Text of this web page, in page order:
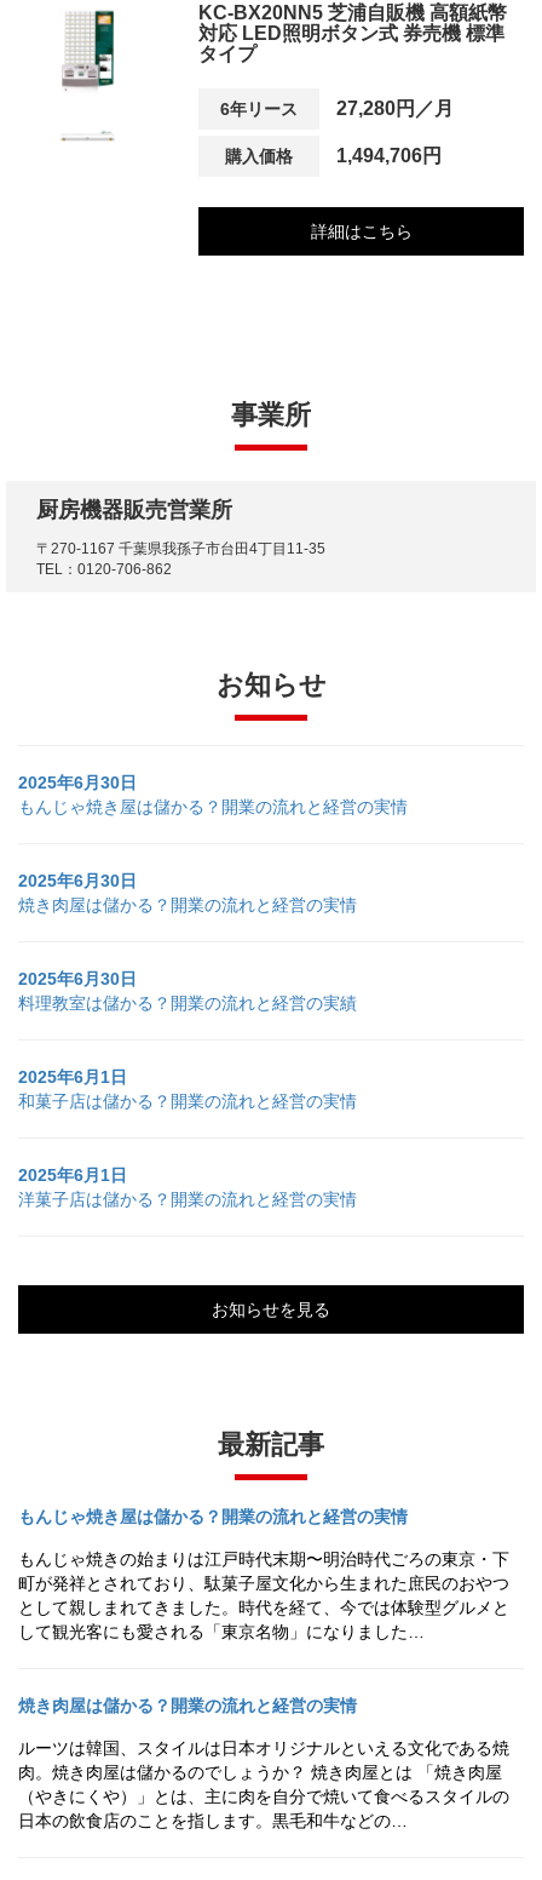
KC-BX20NN5 芝浦自販機 高額紙幣
対応 LED照明ボタン式 券売機 標準
タイプ
6年リース 27,280円／月
購入価格 1,494,706円
詳細はこちら
事業所
厨房機器販売営業所
〒270-1167 千葉県我孫子市台田4丁目11-35
TEL：0120-706-862
お知らせ
2025年6月30日
もんじゃ焼き屋は儲かる？開業の流れと経営の実情
2025年6月30日
焼き肉屋は儲かる？開業の流れと経営の実情
2025年6月30日
料理教室は儲かる？開業の流れと経営の実績
2025年6月1日
和菓子店は儲かる？開業の流れと経営の実情
2025年6月1日
洋菓子店は儲かる？開業の流れと経営の実情
お知らせを見る
最新記事
もんじゃ焼き屋は儲かる？開業の流れと経営の実情
もんじゃ焼きの始まりは江戸時代末期〜明治時代ごろの東京・下
町が発祥とされており、駄菓子屋文化から生まれた庶民のおやつ
として親しまれてきました。時代を経て、今では体験型グルメと
して観光客にも愛される「東京名物」になりました…
焼き肉屋は儲かる？開業の流れと経営の実情
ルーツは韓国、スタイルは日本オリジナルといえる文化である焼
肉。焼き肉屋は儲かるのでしょうか？ 焼き肉屋とは 「焼き肉屋
（やきにくや）」とは、主に肉を自分で焼いて食べるスタイルの
日本の飲食店のことを指します。黒毛和牛などの…